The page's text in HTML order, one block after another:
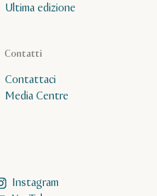
Ultima edizione
Instagram
Contatti
Contattaci
Media Centre